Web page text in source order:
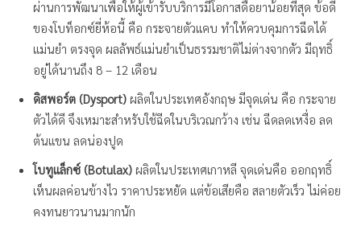
ผ่านการพัฒนาเพื่อให้ผู้เข้ารับบริการมีโอกาสดื้อยาน้อยที่สุด ข้อดี
ของโบท็อกซ์ยี่ห้อนี้ คือ กระจายตัวแคบ ทำให้ควบคุมการฉีดได้
แม่นยำ ตรงจุด ผลลัพธ์เเม่นยำเป็นธรรมชาติไม่ต่างจากตัว มีฤทธิ์
อยู่ได้นานถึง 8 – 12 เดือน
ดิสพอร์ต (Dysport) ผลิตในประเทศอังกฤษ มีจุดเด่น คือ กระจาย
ตัวได้ดี จึงเหมาะสำหรับใช้ฉีดในบริเวณกว้าง เช่น ฉีดลดเหงื่อ ลด
ต้นแขน ลดน่องปูด
โบทูแล็กซ์ (Botulax) ผลิตในประเทศเกาหลี จุดเด่นคือ ออกฤทธิ์
เห็นผลค่อนข้างไว ราคาประหยัด แต่ข้อเสียคือ สลายตัวเร็ว ไม่ค่อย
คงทนยาวนานมากนัก